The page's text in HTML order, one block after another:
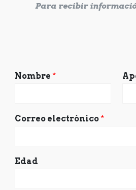
Para recibir
Nombre *
Correo electrónico *
Edad